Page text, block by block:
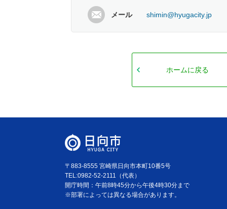
メール shimin@hyugacity.jp
ホームに戻る
〒883-8555 宮崎県日向市本町10番5号
TEL:0982-52-2111（代表）
開庁時間：午前8時45分から午後4時30分まで
※部署によっては異なる場合があります。